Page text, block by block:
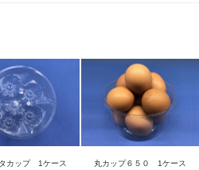
カップ 1ケース 丸カップ６５０ 1ケース